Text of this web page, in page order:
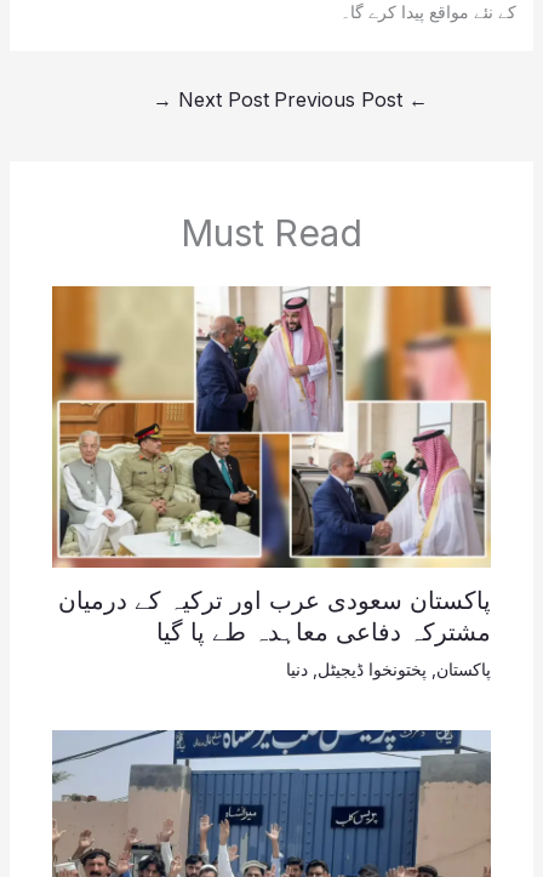
کے نئے مواقع پیدا کرے گا۔
←
Next Post
→
Must Read
پاکستان سعودی عرب اور ترکیہ کے درمیان
مشترکہ دفاعی معاہدہ طے پا گیا
پاکستان پختونخوا ڈیجیٹل دنیا